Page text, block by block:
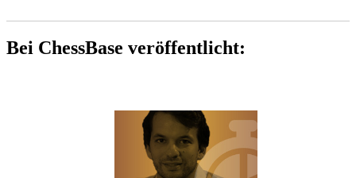
Bei ChessBase veröffentlicht: